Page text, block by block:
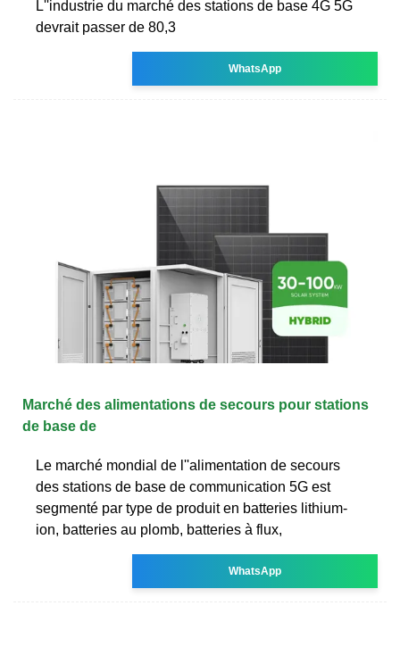
L''industrie du marché des stations de base 4G 5G
devrait passer de 80,3
WhatsApp
Marché des alimentations de secours pour stations
de base de
Le marché mondial de l''alimentation de secours
des stations de base de communication 5G est
segmenté par type de produit en batteries lithium-
ion, batteries au plomb, batteries à flux,
WhatsApp